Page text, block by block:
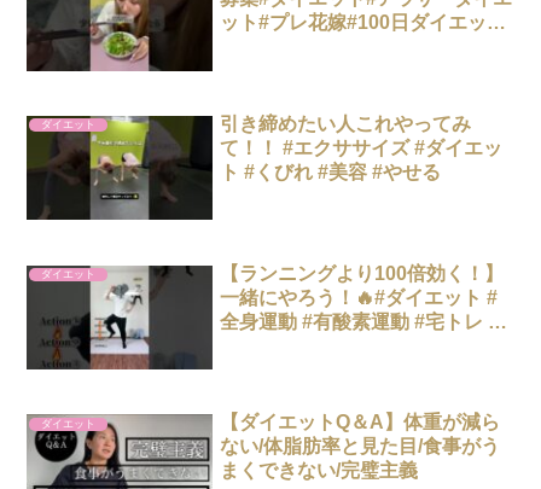
ット#プレ花嫁#100日ダイエット
ダイエット
引き締めたい人これやってみ
て！！ #エクササイズ #ダイエッ
ト #くびれ #美容 #やせる
ダイエット
【ランニングより100倍効く！】
一緒にやろう！🔥#ダイエット #
全身運動 #有酸素運動 #宅トレ #
ダイエット
【ダイエットQ＆A】体重が減ら
ない/体脂肪率と見た目/食事がう
まくできない/完璧主義